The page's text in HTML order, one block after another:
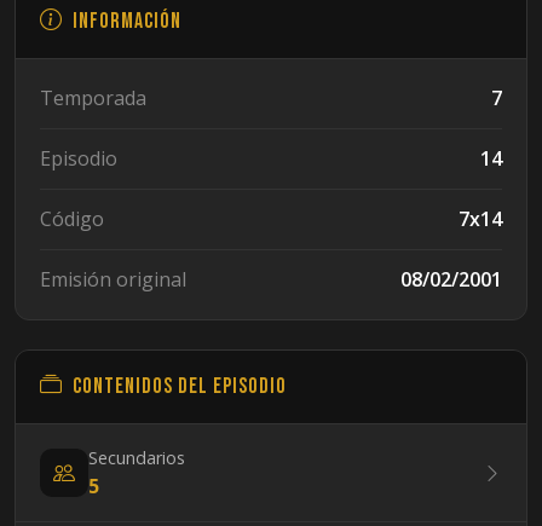
Información
Temporada 7
Episodio 14
Código 7x14
Emisión original 08/02/2001
Contenidos del episodio
Secundarios
5